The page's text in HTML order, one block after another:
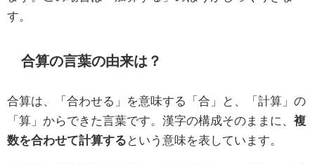
す。
合算の言葉の由来は？
合算は、「合わせる」を意味する「合」と、「計算」の
「算」からできた言葉です。漢字の構成そのままに、 複
数を合わせて計算する という意味を表しています。